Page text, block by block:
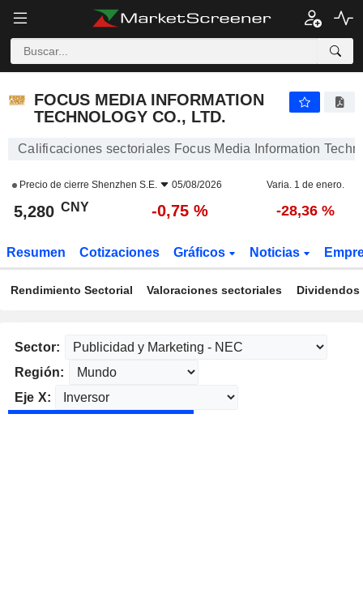
FOCUS MEDIA INFORMATION
TECHNOLOGY CO., LTD.
Calificaciones sectoriales Focus Media Information
Precio de cierre Shenzhen S.E. 05/08/2026 Varia. 1 de enero.
5,280 CNY -0,75 % -28,36 %
Resumen Cotizaciones Gráficos Noticias
Rendimiento Sectorial Valoraciones sectoriales
Sector:
Región:
Eje X: